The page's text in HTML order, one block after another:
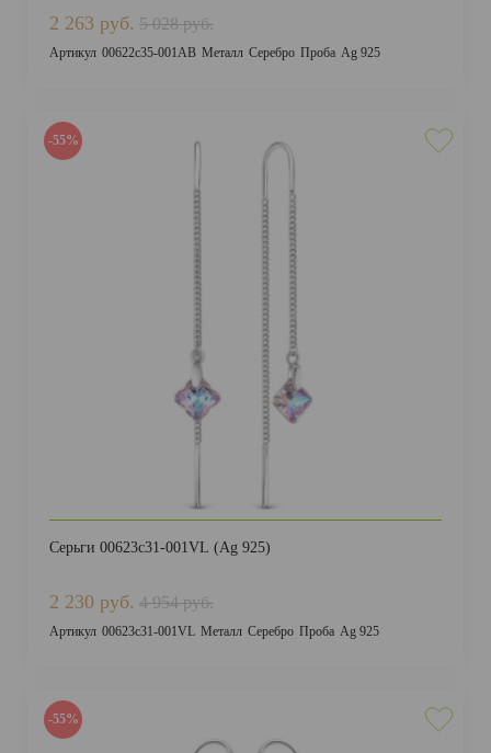
2 263 руб. 5 028 руб.
Артикул 00622с35-001AB Металл Серебро Проба Ag 925
-55%
Серьги 00623с31-001VL (Ag 925)
2 230 руб. 4 954 руб.
Артикул 00623с31-001VL Металл Серебро Проба Ag 925
-55%